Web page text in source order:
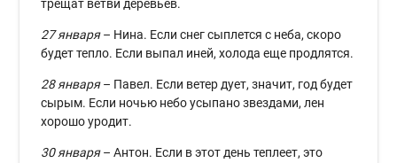
трещат ветви деревьев.
27 января– Нина. Если снег сыплется с неба, скоро
будет тепло. Если выпал иней, холода еще продлятся.
28 января– Павел. Если ветер дует, значит, год будет
сырым. Если ночью небо усыпано звездами, лен
хорошо уродит.
30 января– Антон. Если в этот день теплеет, это